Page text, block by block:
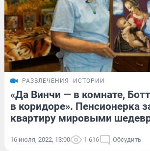
РАЗВЛЕЧЕНИЯ ИСТОРИИ
«Да Винчи — в комнате,
в коридоре». Пенсионерка
квартиру мировыми
16 июля, 2022, 13:00 1 616 Обсудить